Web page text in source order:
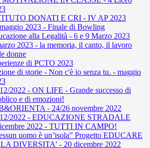
DONATI E CRI - IV AP 2023
2023 - Finale di Bowling
alla Legalità - 6 e 9 Marzo 2023
2023 - la memoria, il canto, il lavoro
donne
di PCTO 2023
di storie - Non c'è io senza tu. - maggio
2022 - ON LIFE - Grande successo di
e di emozioni!
- 24/26 novembre 2022
2022 - EDUCAZIONE STRADALE
2022 - TUTTI IN CAMPO!
uomo è un’isola” Progetto EDUCARE
DIVERSITA' - 20 dicembre 2022